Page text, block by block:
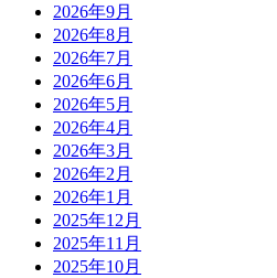
2026年9月
2026年8月
2026年7月
2026年6月
2026年5月
2026年4月
2026年3月
2026年2月
2026年1月
2025年12月
2025年11月
2025年10月